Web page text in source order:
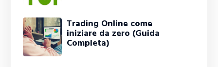
Trading Online come
iniziare da zero (Guida
Completa)